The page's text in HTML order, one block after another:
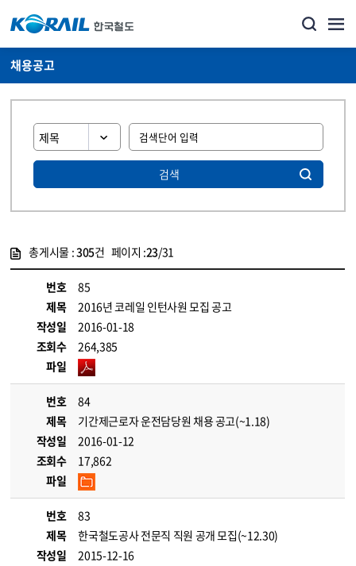
채용공고
검색
총게시물 :305건 페이지 :23/31
번호
85
제목
2016년 코레일 인턴사원 모집 공고
작성일
2016-01-18
조회수
264,385
파일
번호
84
제목
기간제근로자 운전담당원 채용 공고(~1.18)
작성일
2016-01-12
조회수
17,862
파일
번호
83
제목
한국철도공사 전문직 직원 공개 모집(~12.30)
작성일
2015-12-16